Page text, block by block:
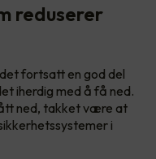
reduserer
fortsatt en god del
iherdig med å få ned.
ned, takket være at
i